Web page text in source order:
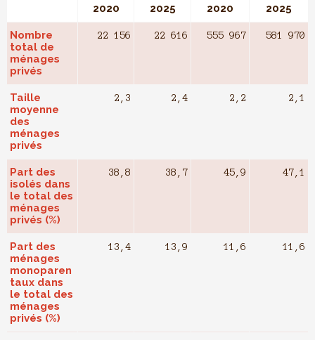
2020 2025 2020 2025
Nombre
total de
ménages
privés
22 156 22 616 555 967 581 970
Taille
moyenne
des
ménages
privés
2,3 2,4 2,2 2,1
Part des
isolés dans
le total des
ménages
privés (%)
38,8 38,7 45,9 47,1
Part des
ménages
monoparen
taux dans
le total des
ménages
privés (%)
13,4 13,9 11,6 11,6